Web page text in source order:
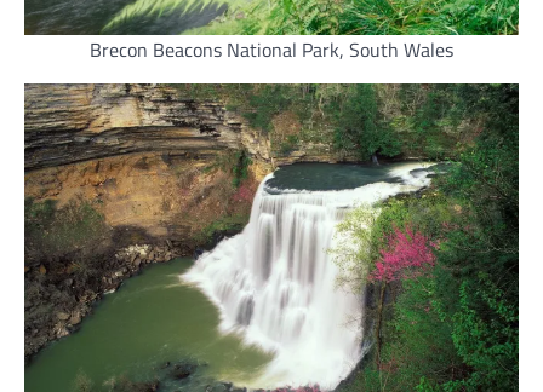
Brecon Beacons National Park, South Wales